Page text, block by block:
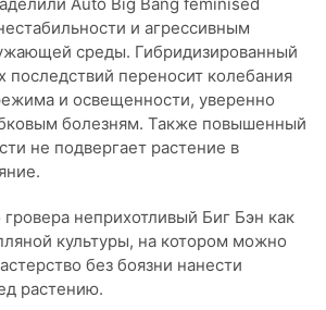
и агрессивным
среды. Гибридизированный
последствий переносит колебания
и освещенности, уверенно
болезням. Также повышенный
не подвергает растение в
неприхотливый Биг Бэн как
культуры, на котором можно
без боязни нанести
растению.